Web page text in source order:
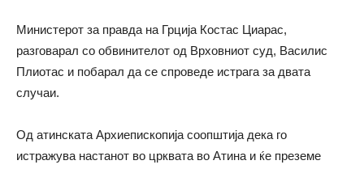
Министерот за правда на Грција Костас Циарас,
разговарал со обвинителот од Врховниот суд, Василис
Плиотас и побарал да се спроведе истрага за двата
случаи.
Од атинската Архиепископија соопштија дека го
истражува настанот во црквата во Атина и ќе преземе